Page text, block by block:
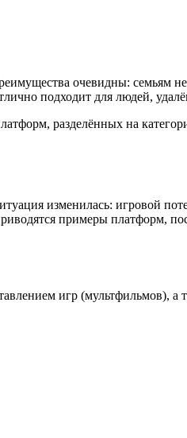
очевидны: семьям
подходит для людей,
разделённых на
изменилась: игровой
примеры платформ,
игр (мультфильмов), а